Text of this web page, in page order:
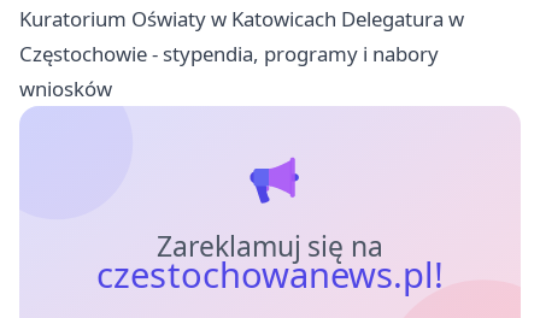
Kuratorium Oświaty w Katowicach Delegatura w
Częstochowie - stypendia, programy i nabory
wniosków
Zareklamuj się na
czestochowanews.pl!